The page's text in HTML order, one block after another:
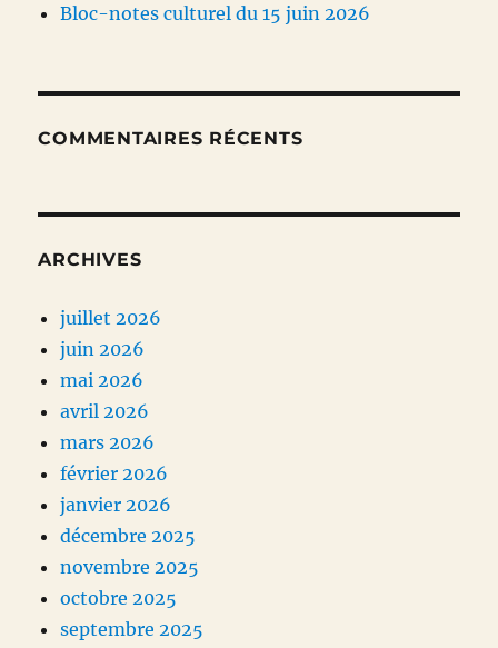
Bloc-notes culturel du 15 juin 2026
COMMENTAIRES RÉCENTS
ARCHIVES
juillet 2026
juin 2026
mai 2026
avril 2026
mars 2026
février 2026
janvier 2026
décembre 2025
novembre 2025
octobre 2025
septembre 2025